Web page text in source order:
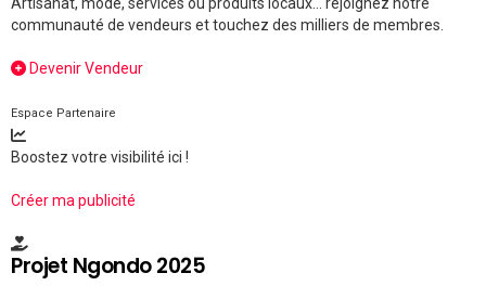
communauté de vendeurs et touchez des milliers de membres.
Devenir Vendeur
Espace Partenaire
Boostez votre visibilité ici !
Créer ma publicité
Projet Ngondo 2025